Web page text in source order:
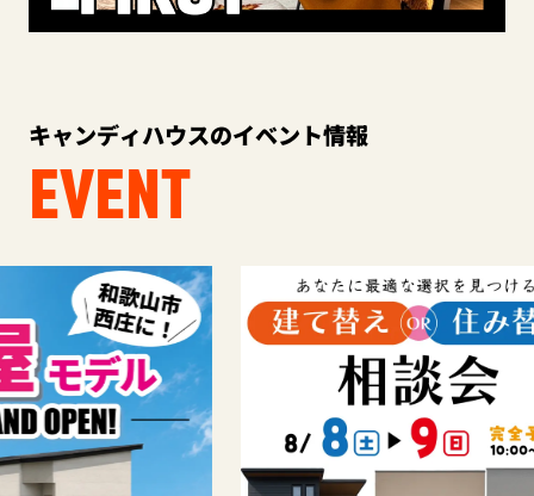
キャンディハウスのイベント情報
EVENT